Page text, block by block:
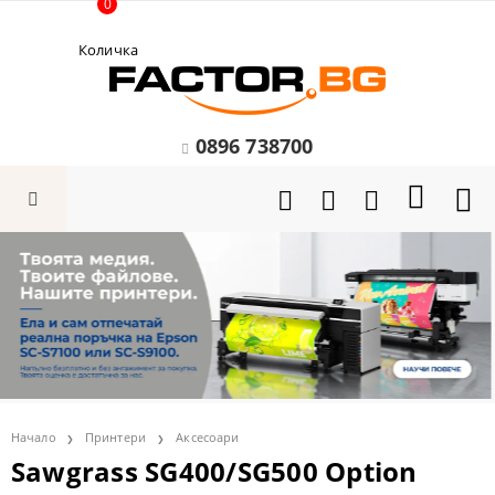
Количка
0
0896 738700
Начало Принтери Аксесоари
Sawgrass SG400/SG500 Option